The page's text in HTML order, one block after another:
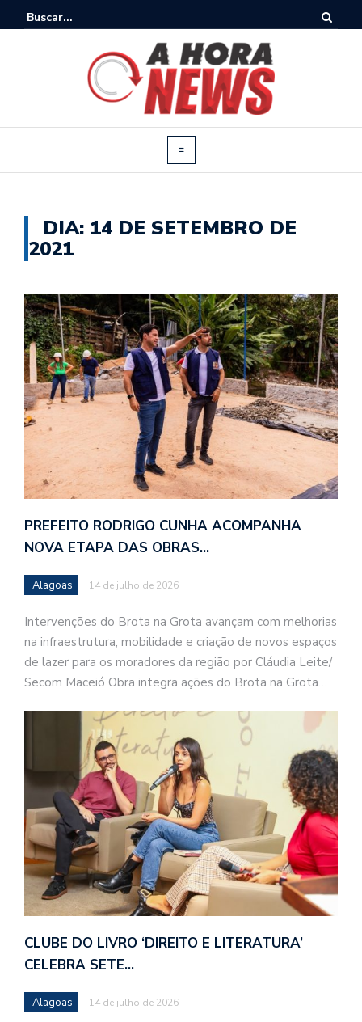
DIA: 14 DE SETEMBRO DE
2021
PREFEITO RODRIGO CUNHA ACOMPANHA
NOVA ETAPA DAS OBRAS…
Alagoas 14 de julho de 2026
Intervenções do Brota na Grota avançam com melhorias
na infraestrutura, mobilidade e criação de novos espaços
de lazer para os moradores da região por Cláudia Leite/
Secom Maceió Obra integra ações do Brota na Grota…
CLUBE DO LIVRO ‘DIREITO E LITERATURA’
CELEBRA SETE…
Alagoas 14 de julho de 2026